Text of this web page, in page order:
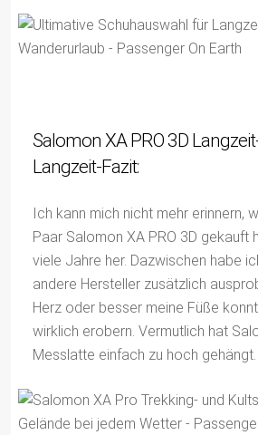
Salomon XA PRO 3D
Langzeit-Fazit:
Ich kann mich nicht mehr erinnern,
Paar Salomon XA PRO 3D gekauft
viele Jahre her. Dazwischen habe
andere Hersteller zusätzlich
Herz oder besser meine Füße
wirklich erobern. Vermutlich hat
Messlatte einfach zu hoch gehängt.